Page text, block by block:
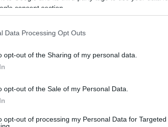
consent section.
Data Processing Opt Outs
opt-out of the Sharing of my personal data.
opt-out of the Sale of my Personal Data.
opt-out of processing my Personal Data for Targeted
most látszik, hogy Sanchezzel nagyon jól
eleji formájába.7
ívelte oda Matának a labdát félpályáról,
a védők nem igazán tudtak vele mit kezdeni.
beküldte Mourinho már a társak sem ugyanazon